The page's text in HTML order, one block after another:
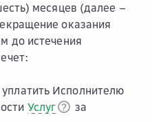
месяцев (далее –
оказания
до истечения
Исполнителю
Услуг
за